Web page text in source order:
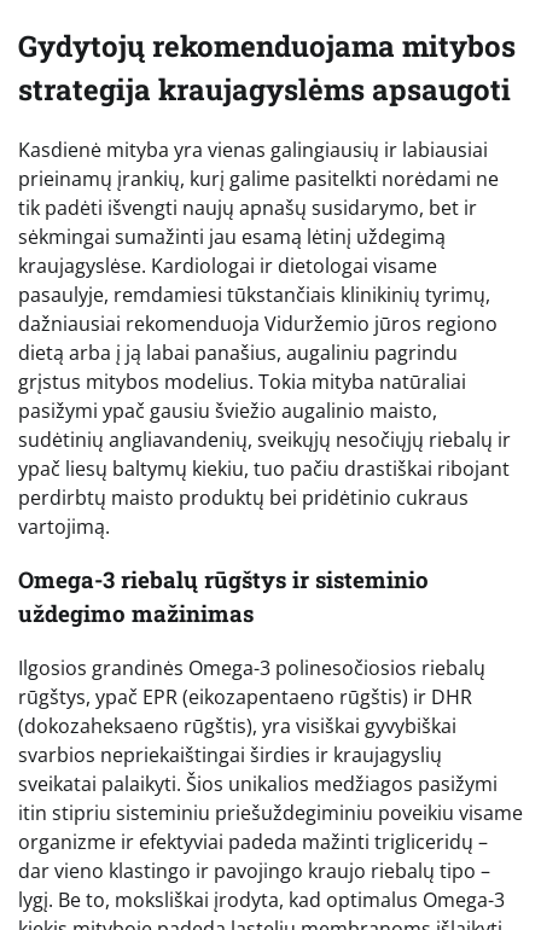
Gydytojų rekomenduojama mitybos
strategija kraujagyslėms apsaugoti
Kasdienė mityba yra vienas galingiausių ir labiausiai
prieinamų įrankių, kurį galime pasitelkti norėdami ne
tik padėti išvengti naujų apnašų susidarymo, bet ir
sėkmingai sumažinti jau esamą lėtinį uždegimą
kraujagyslėse. Kardiologai ir dietologai visame
pasaulyje, remdamiesi tūkstančiais klinikinių tyrimų,
dažniausiai rekomenduoja Viduržemio jūros regiono
dietą arba į ją labai panašius, augaliniu pagrindu
grįstus mitybos modelius. Tokia mityba natūraliai
pasižymi ypač gausiu šviežio augalinio maisto,
sudėtinių angliavandenių, sveikųjų nesočiųjų riebalų ir
ypač liesų baltymų kiekiu, tuo pačiu drastiškai ribojant
perdirbtų maisto produktų bei pridėtinio cukraus
vartojimą.
Omega-3 riebalų rūgštys ir sisteminio
uždegimo mažinimas
Ilgosios grandinės Omega-3 polinesočiosios riebalų
rūgštys, ypač EPR (eikozapentaeno rūgštis) ir DHR
(dokozaheksaeno rūgštis), yra visiškai gyvybiškai
svarbios nepriekaištingai širdies ir kraujagyslių
sveikatai palaikyti. Šios unikalios medžiagos pasižymi
itin stipriu sisteminiu priešuždegiminiu poveikiu visame
organizme ir efektyviai padeda mažinti trigliceridų –
dar vieno klastingo ir pavojingo kraujo riebalų tipo –
lygį. Be to, moksliškai įrodyta, kad optimalus Omega-3